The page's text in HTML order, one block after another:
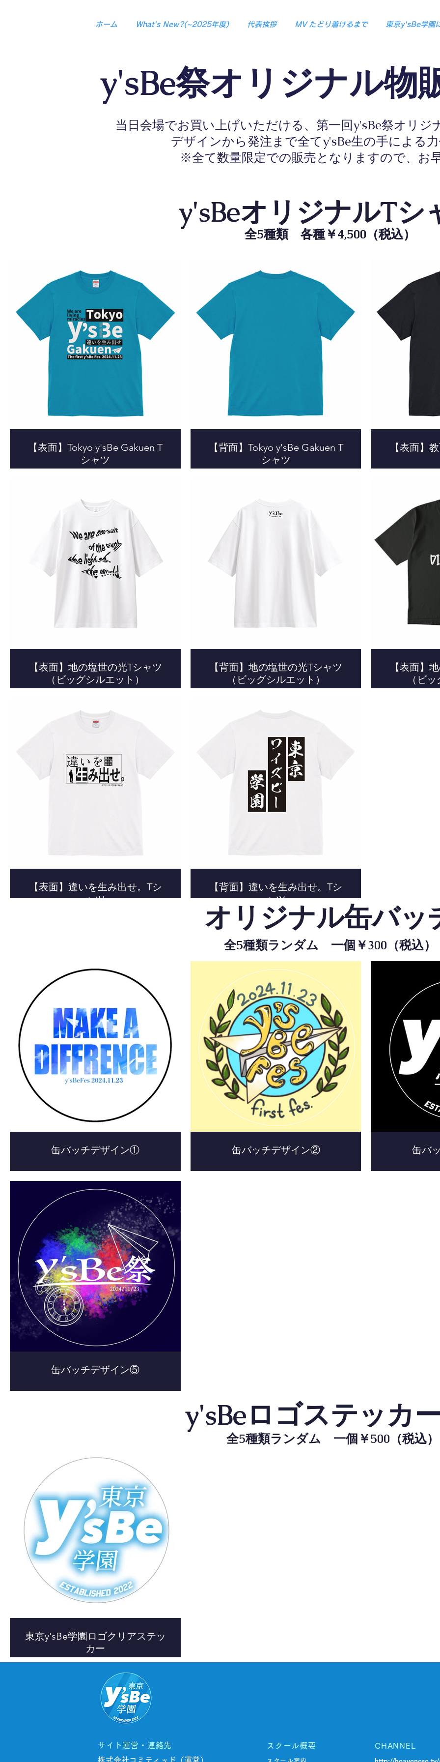
ホーム What's New?(~2025年度) 代表挨拶 MV たどり着けるまで 東京y'sBe学園
y'sBe祭オリジナル物
当日会場でお買い上げいただける、第一回y'sBe祭オリジ
デザインから発注まで全てy'sBe生の手による
​※全て数量限定での販売となりますので、お
全5種類 各種￥4,500（税込）
y'sBeオリジナルTシ
全5種類 各種￥4,500（税込）
【表面】Tokyo y'sBe Gakuen T
シャツ
【背面】Tokyo y'sBe Gakuen T
シャツ
【表面】
【表面】地の塩世の光Tシャツ
（ビッグシルエット）
【背面】地の塩世の光Tシャツ
（ビッグシルエット）
【表面】
（ビ
【表面】違いを生み出せ。Tシ
ャツ
【背面】違いを生み出せ。Tシ
ャツ
オリジナル缶バッ
全5種類ランダム 一個￥300（税込）
缶バッチデザイン① 缶バッチデザイン② 缶バ
缶バッチデザイン⑤
全5種類ランダム 一個￥500（税込）
​y'sBeロゴステッカ
東京y'sBe学園ロゴクリアステッ
カー
サイト運営・連絡先
株式会社コミティッド（運営）
スクール概要 CHANNEL